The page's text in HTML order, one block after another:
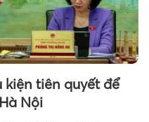
kiện tiên quyết để
Nội